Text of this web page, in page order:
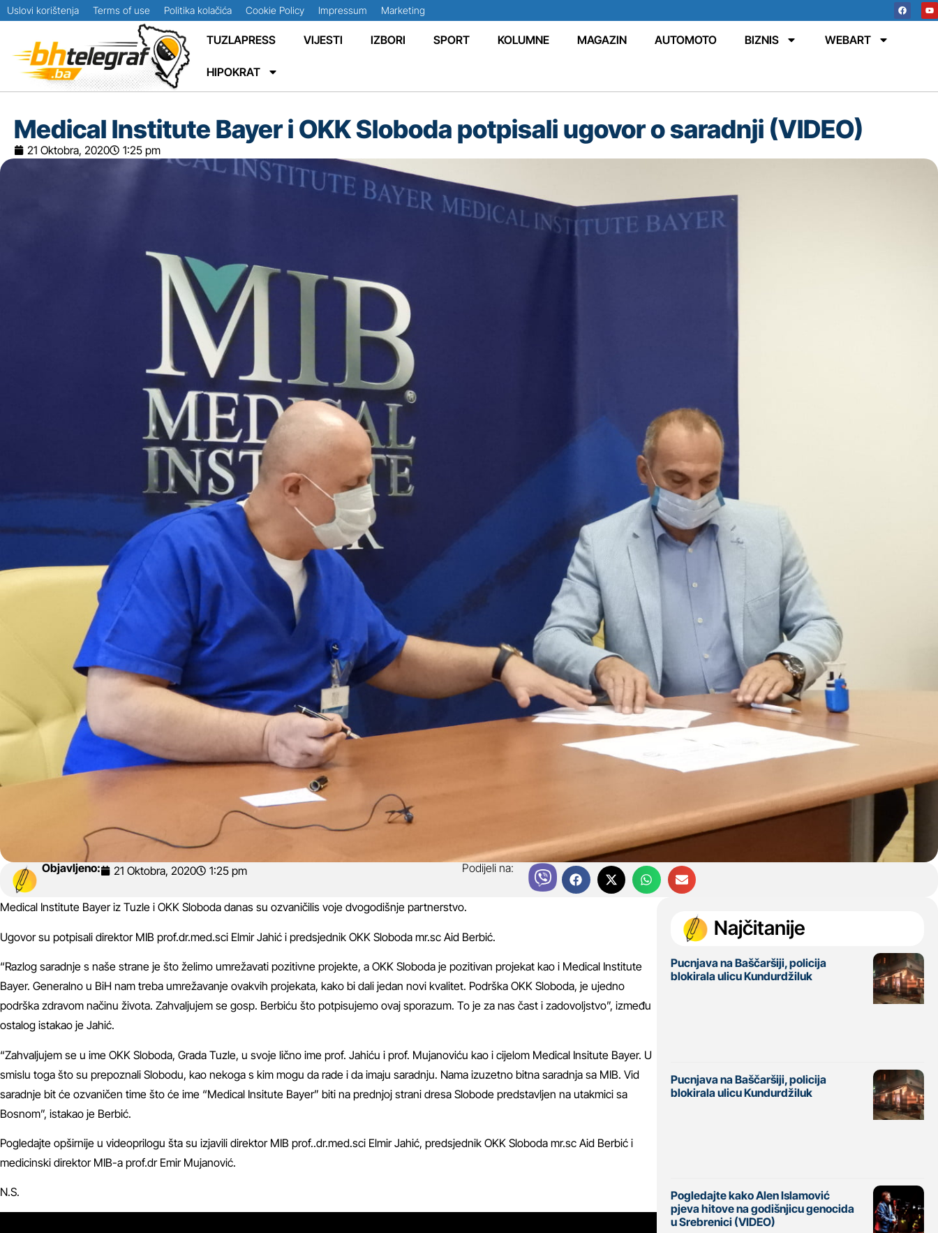
Uslovi korištenja Terms of use Politika kolačića Cookie Policy Impressum Marketing
TUZLAPRESS VIJESTI IZBORI SPORT KOLUMNE MAGAZIN AUTOMOTO BIZNIS WEBART
HIPOKRAT
Medical Institute Bayer i OKK Sloboda potpisali ugovor o saradnji (VIDEO)
21 Oktobra, 2020 1:25 pm
Objavljeno: 21 Oktobra, 2020 1:25 pm Podijeli na:
Medical Institute Bayer iz Tuzle i OKK Sloboda danas su ozvaničilis voje dvogodišnje partnerstvo.
Ugovor su potpisali direktor MIB prof.dr.med.sci Elmir Jahić i predsjednik OKK Sloboda mr.sc Aid Berbić.
“Razlog saradnje s naše strane je što želimo umrežavati pozitivne projekte, a OKK Sloboda je pozitivan projekat kao i Medical Institute
Bayer. Generalno u BiH nam treba umrežavanje ovakvih projekata, kako bi dali jedan novi kvalitet. Podrška OKK Sloboda, je ujedno
podrška zdravom načinu života. Zahvaljujem se gosp. Berbiću što potpisujemo ovaj sporazum. To je za nas čast i zadovoljstvo”, između
ostalog istakao je Jahić.
“Zahvaljujem se u ime OKK Sloboda, Grada Tuzle, u svoje lično ime prof. Jahiću i prof. Mujanoviću kao i cijelom Medical Insitute Bayer. U
smislu toga što su prepoznali Slobodu, kao nekoga s kim mogu da rade i da imaju saradnju. Nama izuzetno bitna saradnja sa MIB. Vid
saradnje bit će ozvaničen time što će ime “Medical Insitute Bayer” biti na prednjoj strani dresa Slobode predstavljen na utakmici sa
Bosnom”, istakao je Berbić.
Pogledajte opširnije u videoprilogu šta su izjavili direktor MIB prof..dr.med.sci Elmir Jahić, predsjednik OKK Sloboda mr.sc Aid Berbić i
medicinski direktor MIB-a prof.dr Emir Mujanović.
N.S.
Najčitanije
Pucnjava na Baščaršiji, policija
blokirala ulicu Kundurdžiluk
Pucnjava na Baščaršiji, policija
blokirala ulicu Kundurdžiluk
Pogledajte kako Alen Islamović
pjeva hitove na godišnjicu genocida
u Srebrenici (VIDEO)